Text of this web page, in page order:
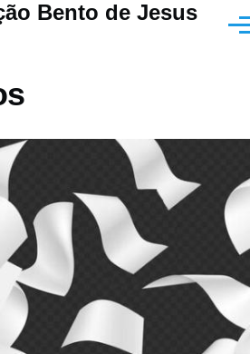
principal
Bento de Jesus